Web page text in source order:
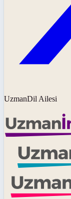
UzmanDil Ailesi